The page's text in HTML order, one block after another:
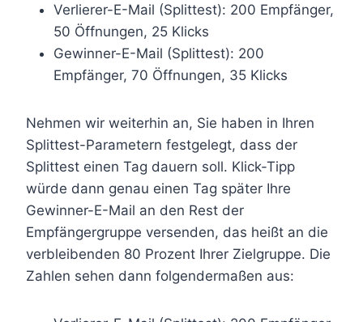
Verlierer-E-Mail (Splittest): 200 Empfänger,
50 Öffnungen, 25 Klicks
Gewinner-E-Mail (Splittest): 200
Empfänger, 70 Öffnungen, 35 Klicks
Nehmen wir weiterhin an, Sie haben in Ihren
Splittest-Parametern festgelegt, dass der
Splittest einen Tag dauern soll. Klick-Tipp
würde dann genau einen Tag später Ihre
Gewinner-E-Mail an den Rest der
Empfängergruppe versenden, das heißt an die
verbleibenden 80 Prozent Ihrer Zielgruppe. Die
Zahlen sehen dann folgendermaßen aus: